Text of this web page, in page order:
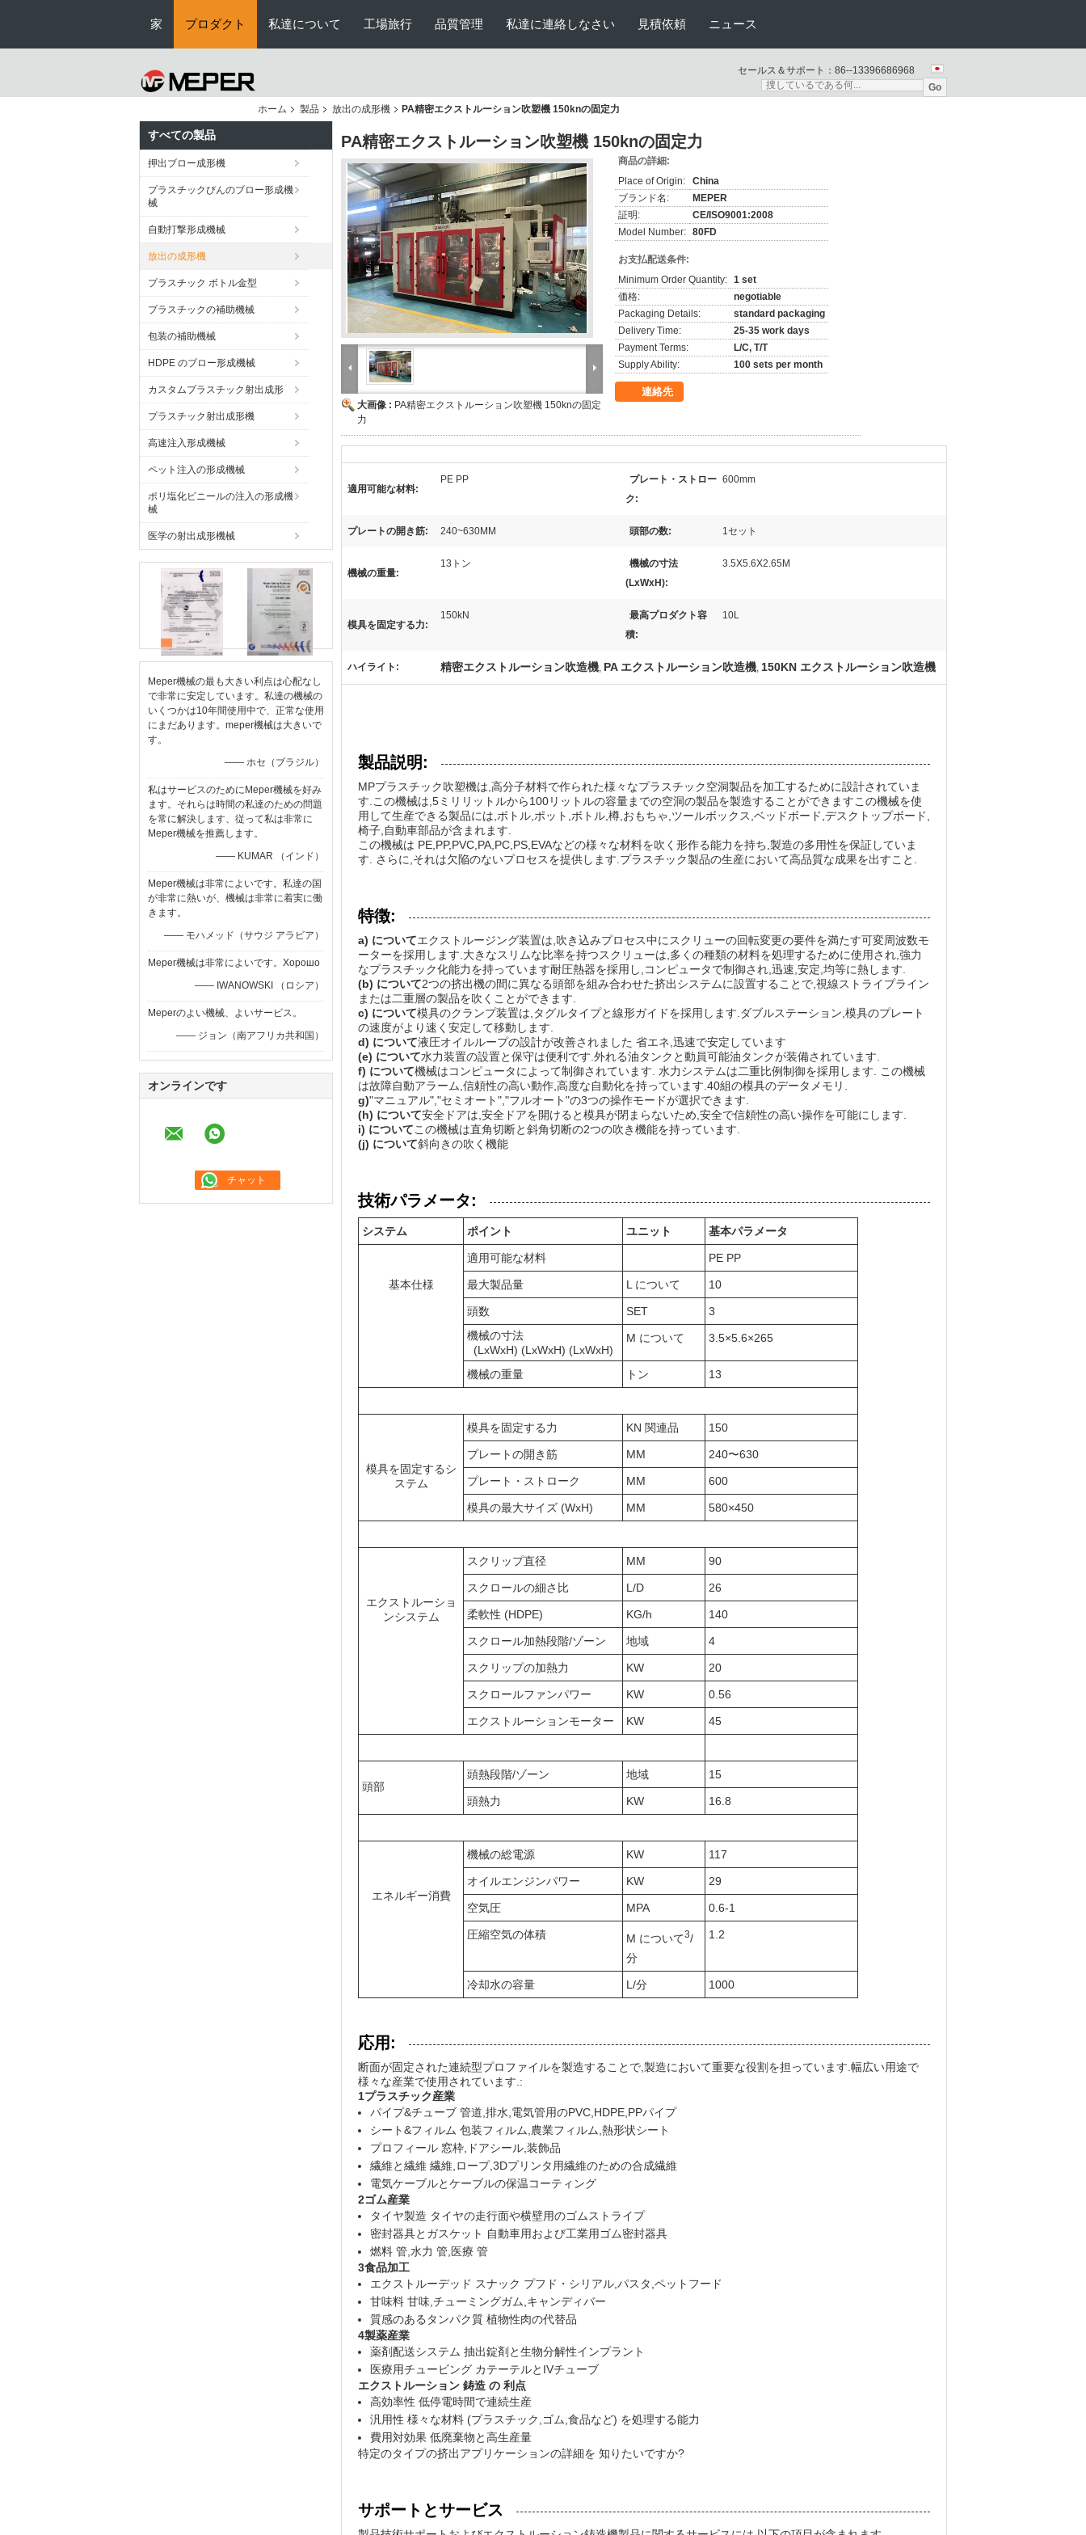
家 プロダクト 私達について 工場旅行 品質管理 私達に連絡しなさい 見積依頼 ニュース
セールス＆サポート： 86--13396686968
Go
ホーム
製品 放出の成形機 PA精密エクストルーション吹塑機 150knの固定力
すべての製品
押出ブロー成形機
プラスチックびんのブロー形成機
械
自動打撃形成機械
放出の成形機
プラスチック ボトル金型
プラスチックの補助機械
包装の補助機械
HDPE のブロー形成機械
カスタムプラスチック射出成形
プラスチック射出成形機
高速注入形成機械
ペット注入の形成機械
ポリ塩化ビニールの注入の形成機
械
医学の射出成形機械
Meper機械の最も大きい利点は心配なし
で非常に安定しています。私達の機械の
いくつかは10年間使用中で、正常な使用
にまだあります。meper機械は大きいで
す。
—— ホセ（ブラジル）
私はサービスのためにMeper機械を好み
ます。それらは時間の私達のための問題
を常に解決します、従って私は非常に
Meper機械を推薦します。
—— KUMAR （インド）
Meper機械は非常によいです。私達の国
が非常に熱いが、機械は非常に着実に働
きます。
—— モハメッド（サウジ アラビア）
Meper機械は非常によいです。Хорошо
—— IWANOWSKI （ロシア）
Meperのよい機械、よいサービス。
—— ジョン（南アフリカ共和国）
オンラインです
PA精密エクストルーション吹塑機 150knの固定力
大画像 : PA精密エクストルーション吹塑機 150knの固定
力
商品の詳細:
Place of Origin:
China
ブランド名:
MEPER
証明:
CE/ISO9001:2008
Model Number: 80FD
お支払配送条件:
Minimum Order Quantity: 1 set
価格:
negotiable
Packaging Details:
standard packaging
Delivery Time:
25-35 work days
Payment Terms:
L/C, T/T
Supply Ability:
100 sets per month
連絡先
適用可能な材料:
PE PP
プレート・ストロー
ク:
600mm
プレートの開き筋: 240~630MM 頭部の数: 1セット
機械の重量:
13トン
機械の寸法
(LxWxH):
3.5X5.6X2.65M
模具を固定する力:
150kN
最高プロダクト容
積:
10L
ハイライト: 精密エクストルーション吹造機, PA エクストルーション吹造機, 150KN エクストルーション吹造機
製品説明:
MPプラスチック吹塑機は,高分子材料で作られた様々なプラスチック空洞製品を加工するために設計されていま
す.この機械は,5ミリリットルから100リットルの容量までの空洞の製品を製造することができますこの機械を使
用して生産できる製品には,ボトル,ポット,ボトル,樽,おもちゃ,ツールボックス,ベッドボード,デスクトップボード,
椅子,自動車部品が含まれます.
この機械は PE,PP,PVC,PA,PC,PS,EVAなどの様々な材料を吹く形作る能力を持ち,製造の多用性を保証していま
す. さらに,それは欠陥のないプロセスを提供します.プラスチック製品の生産において高品質な成果を出すこと.
特徴:
a) についてエクストルージング装置は,吹き込みプロセス中にスクリューの回転変更の要件を満たす可変周波数モ
ーターを採用します.大きなスリムな比率を持つスクリューは,多くの種類の材料を処理するために使用され,強力
なプラスチック化能力を持っています耐圧熱器を採用し,コンピュータで制御され,迅速,安定,均等に熱します.
(b) について2つの挤出機の間に異なる頭部を組み合わせた挤出システムに設置することで,視線ストライプライン
または二重層の製品を吹くことができます.
c) について模具のクランプ装置は,タグルタイプと線形ガイドを採用します.ダブルステーション,模具のプレート
の速度がより速く安定して移動します.
d) について液圧オイルループの設計が改善されました 省エネ,迅速で安定しています
(e) について水力装置の設置と保守は便利です.外れる油タンクと動員可能油タンクが装備されています.
f) について機械はコンピュータによって制御されています. 水力システムは二重比例制御を採用します. この機械
は故障自動アラーム,信頼性の高い動作,高度な自動化を持っています.40組の模具のデータメモリ.
g)"マニュアル","セミオート","フルオート"の3つの操作モードが選択できます.
(h) について安全ドアは,安全ドアを開けると模具が閉まらないため,安全で信頼性の高い操作を可能にします.
i) についてこの機械は直角切断と斜角切断の2つの吹き機能を持っています.
(j) について斜向きの吹く機能
技術パラメータ:
システム ポイント ユニット 基本パラメータ
基本仕様
適用可能な材料 PE PP
最大製品量 L について 10
頭数 SET
3
機械の寸法
(LxWxH) (LxWxH) (LxWxH)
M について 3.5×5.6×265
機械の重量 トン 13
模具を固定するシ
ステム
模具を固定する力 KN 関連品 150
プレートの開き筋 MM 240〜630
プレート・ストローク MM 600
模具の最大サイズ (WxH) MM 580×450
エクストルーショ
ンシステム
スクリップ直径 MM 90
スクロールの細さ比 L/D 26
柔軟性 (HDPE) KG/h 140
スクロール加熱段階/ゾーン 地域 4
スクリップの加熱力 KW 20
スクロールファンパワー KW 0.56
エクストルーションモーター KW 45
頭部
頭熱段階/ゾーン 地域 15
頭熱力 KW 16.8
エネルギー消費
機械の総電源 KW 117
オイルエンジンパワー KW 29
空気圧 MPA 0.6-1
圧縮空気の体積 M について3/
分
1.2
冷却水の容量 L/分 1000
応用:
断面が固定された連続型プロファイルを製造することで,製造において重要な役割を担っています.幅広い用途で
様々な産業で使用されています.:
1プラスチック産業
パイプ&チューブ 管道,排水,電気管用のPVC,HDPE,PPパイプ
シート&フィルム 包装フィルム,農業フィルム,熱形状シート
プロフィール 窓枠,ドアシール,装飾品
繊維と繊維 繊維,ロープ,3Dプリンタ用繊維のための合成繊維
電気ケーブルとケーブルの保温コーティング
2ゴム産業
タイヤ製造 タイヤの走行面や横壁用のゴムストライプ
密封器具とガスケット 自動車用および工業用ゴム密封器具
燃料 管,水力 管,医療 管
3食品加工
エクストルーデッド スナック プフド・シリアル,パスタ,ペットフード
甘味料 甘味,チューミングガム,キャンディバー
質感のあるタンパク質 植物性肉の代替品
4製薬産業
薬剤配送システム 抽出錠剤と生物分解性インプラント
医療用チュービング カテーテルとIVチューブ
エクストルーション 鋳造 の 利点
高効率性 低停電時間で連続生産
汎用性 様々な材料 (プラスチック,ゴム,食品など) を処理する能力
費用対効果 低廃棄物と高生産量
特定のタイプの挤出アプリケーションの詳細を 知りたいですか?
サポートとサービス